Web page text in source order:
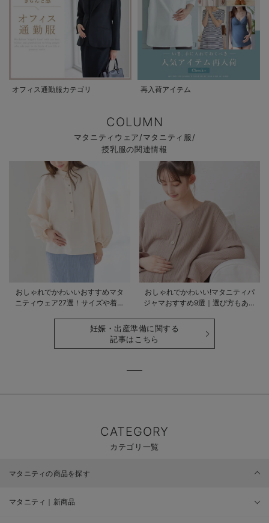
オフィス通勤服カテゴリ 再入荷アイテム
COLUMN
マタニティウェア/マタニティ服/
授乳服の関連情報
おしゃれでかわいいおすすめマタ
ニティウェア27選！サイズや着る
おしゃれでかわいい!マタニティパ
ジャマおすすめ9選｜選び方もあわ
妊娠・出産準備に関する
記事はこちら
CATEGORY
カテゴリ一覧
マタニティの商品を探す
マタニティ｜新商品